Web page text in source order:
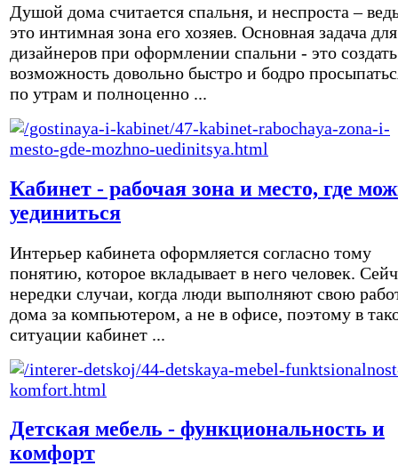
Душой дома считается спальня, и неспроста –
это интимная зона его хозяев. Основная задача для
дизайнеров при оформлении спальни - это создать
возможность довольно быстро и бодро
по утрам и полноценно ...
Кабинет - рабочая зона и место, где
уединиться
Интерьер кабинета оформляется согласно тому
понятию, которое вкладывает в него человек.
нередки случаи, когда люди выполняют свою
дома за компьютером, а не в офисе, поэтому в
ситуации кабинет ...
Детская мебель - функциональность и
комфорт